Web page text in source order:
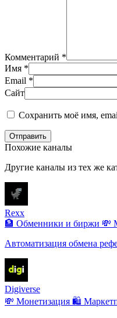
Комментарий *
Имя *
Email *
Сайт
Сохранить моё имя,
Отправить
Похожие каналы
Другие каналы из тех же
Rexx
🏦 Обменники и биржи 💸
Автоматизация обмена
Digiverse
💸 Монетизация 🛍️